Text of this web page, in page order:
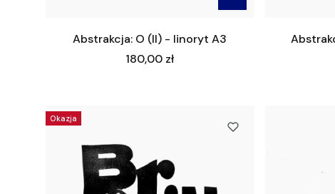
Abstrakcja: O (II) - linoryt A3
Cena
180,00 zł
Okazja